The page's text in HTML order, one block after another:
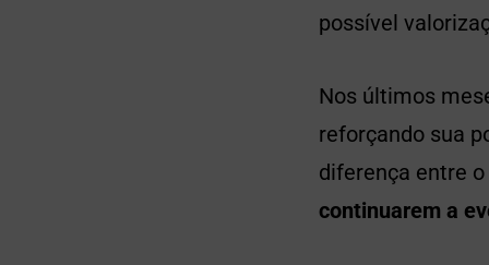
possível
Nos últimos
reforçando sua
diferença entre
continuarem a